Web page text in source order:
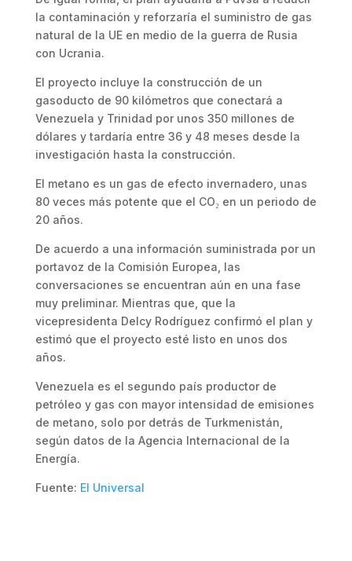
la contaminación y reforzaría el suministro de gas
natural de la UE en medio de la guerra de Rusia
con Ucrania.
El proyecto incluye la construcción de un
gasoducto de 90 kilómetros que conectará a
Venezuela y Trinidad por unos 350 millones de
dólares y tardaría entre 36 y 48 meses desde la
investigación hasta la construcción.
El metano es un gas de efecto invernadero, unas
80 veces más potente que el CO₂ en un periodo de
20 años.
De acuerdo a una información suministrada por un
portavoz de la Comisión Europea, las
conversaciones se encuentran aún en una fase
muy preliminar. Mientras que, que la
vicepresidenta Delcy Rodríguez confirmó el plan y
estimó que el proyecto esté listo en unos dos
años.
Venezuela es el segundo país productor de
petróleo y gas con mayor intensidad de emisiones
de metano, solo por detrás de Turkmenistán,
según datos de la Agencia Internacional de la
Energía.
Fuente: El Universal